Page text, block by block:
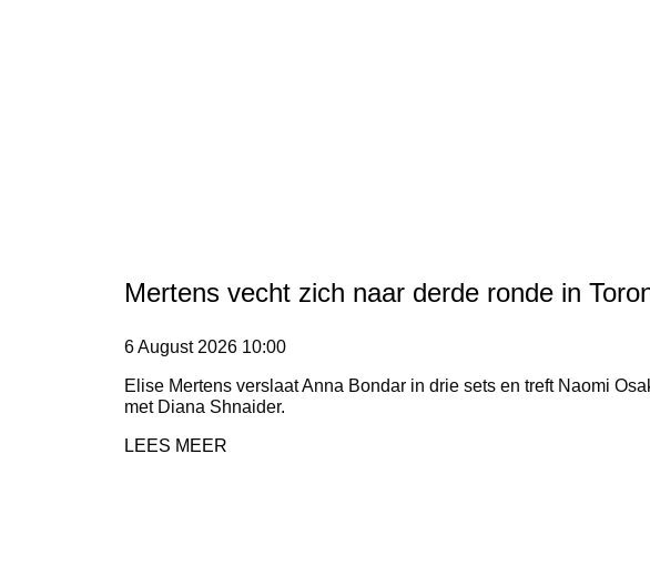
Mertens vecht zich naar derde ronde in
6 August 2026 10:00
Elise Mertens verslaat Anna Bondar in drie sets en treft Naomi
met Diana Shnaider.
LEES MEER